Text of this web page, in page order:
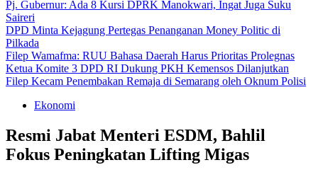
Pj. Gubernur: Ada 8 Kursi DPRK Manokwari, Ingat Juga Suku
Saireri
DPD Minta Kejagung Pertegas Penanganan Money Politic di
Pilkada
Filep Wamafma: RUU Bahasa Daerah Harus Prioritas Prolegnas
Ketua Komite 3 DPD RI Dukung PKH Kemensos Dilanjutkan
Filep Kecam Penembakan Remaja di Semarang oleh Oknum Polisi
Ekonomi
Resmi Jabat Menteri ESDM, Bahlil
Fokus Peningkatan Lifting Migas